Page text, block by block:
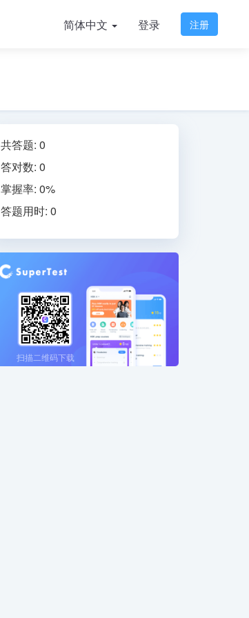
简体中文 登录 注册
共答题: 0
答对数: 0
掌握率: 0%
答题用时: 0
扫描二维码下载